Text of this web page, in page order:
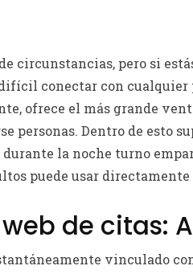
circunstancias, pero si
conectar con cualquier
ofrece el más grande
personas. Dentro de esto
la noche turno
puede usar directamente
de citas:
vinculado